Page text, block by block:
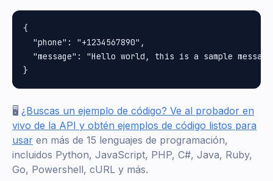
{
  "phone": "+1234567890",
"message": "Hello world, this is a sample
🖥️ ¿Buscas un ejemplo de código? Ve al probador en
vivo de la API y obtén ejemplos de código listos para
usar en más de 15 lenguajes de programación,
incluidos Python, JavaScript, PHP, C#, Java, Ruby,
Go, Powershell, cURL y más.